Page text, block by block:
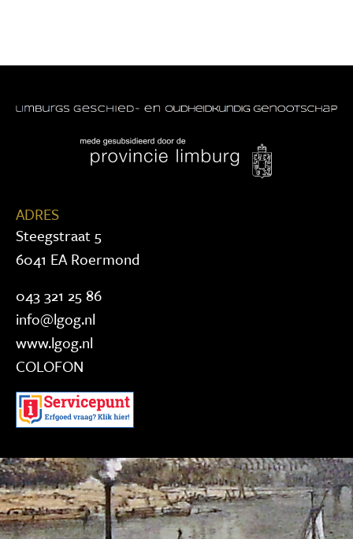
ADRES
Steegstraat 5
6041 EA Roermond
043 321 25 86
info@lgog.nl
www.lgog.nl
COLOFON